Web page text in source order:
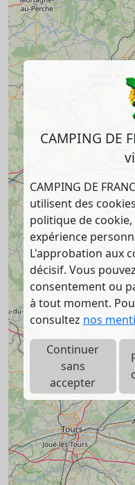
CAMPING DE
CAMPING DE
utilisent des
politique de
expérience
L'approbation aux
décisif. Vous
consentement ou
à tout moment.
consultez nos
Continuer
sans
accepter